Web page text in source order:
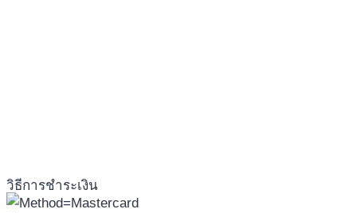
วิธีการชำระเงิน